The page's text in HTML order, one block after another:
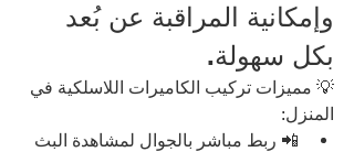
وإمكانية المراقبة عن بُعد
بكل سهولة.
💡 مميزات تركيب الكاميرات اللاسلكية في
المنزل:
📲 ربط مباشر بالجوال لمشاهدة البث